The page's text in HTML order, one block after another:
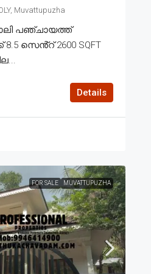
Muvattupuzha
പഞ്ചായത്ത്
സെൻ്റ് 2600 SQFT
Details
FOR SALE MUVATTUPUZHA